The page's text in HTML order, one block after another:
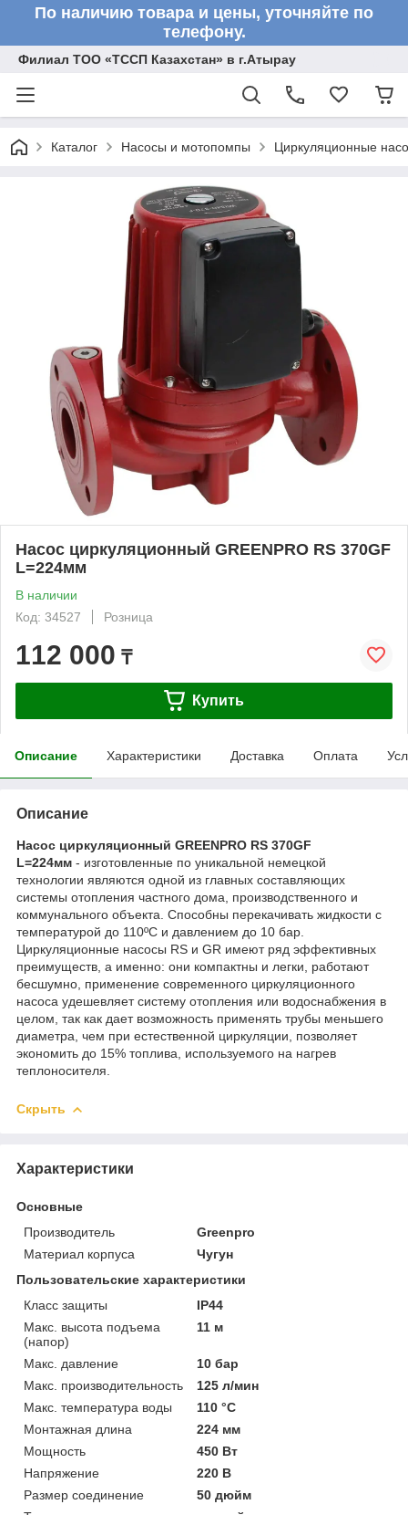
По наличию товара и цены, уточняйте по
телефону.
Филиал ТОО «ТССП Казахстан» в г.Атырау
Каталог Насосы и мотопомпы Циркуляционные
Насос циркуляционный GREENPRO RS 370GF
L=224мм
В наличии
Код: 34527
Розница
112 000 ₸
Купить
Описание Характеристики Доставка Оплата
Описание
Насос циркуляционный GREENPRO RS 370GF
L=224мм - изготовленные по уникальной немецкой
технологии являются одной из главных составляющих
системы отопления частного дома, производственного и
коммунального объекта. Способны перекачивать жидкости с
температурой до 110ºС и давлением до 10 бар.
Циркуляционные насосы RS и GR имеют ряд эффективных
преимуществ, а именно: они компактны и легки, работают
бесшумно, применение современного циркуляционного
насоса удешевляет систему отопления или водоснабжения в
целом, так как дает возможность применять трубы меньшего
диаметра, чем при естественной циркуляции, позволяет
экономить до 15% топлива, используемого на нагрев
теплоносителя.
Скрыть
Характеристики
Основные
Производитель
Greenpro
Материал корпуса
Чугун
Пользовательские характеристики
Класс защиты
IP44
Макс. высота подъема
(напор)
11 м
Макс. давление
10 бар
Макс. производительность
125 л/мин
Макс. температура воды
110 °C
Монтажная длина
224 мм
Мощность
450 Вт
Напряжение
220 В
Размер соединение
50 дюйм